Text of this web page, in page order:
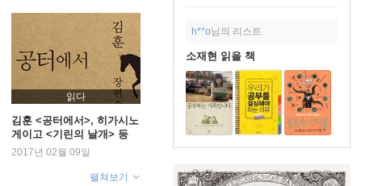
h**o님의 리스트
소재현 읽을 책
읽다
김훈 <공터에서>, 히가시노
게이고 <기린의 날개> 등
신간 인기
2017년 02월 09일
펼쳐보기